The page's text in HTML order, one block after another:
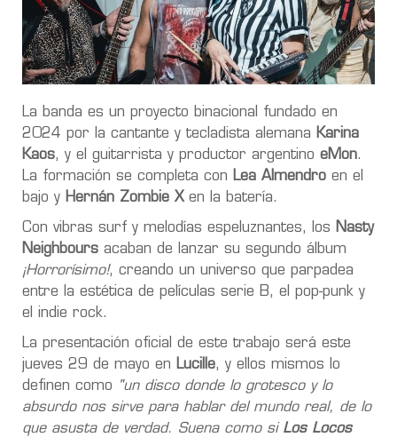
La banda es un proyecto binacional fundado en
2024 por la cantante y tecladista alemana Karina
Kaos, y el guitarrista y productor argentino eMon.
La formación se completa con Lea Almendro en el
bajo y Hernán Zombie Xen la batería.
Con vibras surf y melodías espeluznantes, los
Nasty
Neighbours acaban de lanzar su segundo álbum
¡Horrorísimo!, creando un universo que parpadea
entre la estética de películas serie B, el pop-punk y
el indie rock.
La presentación oficial de este trabajo será este
jueves 29 de mayo en Lucille, y ellos mismos lo
definen como
"un disco donde lo grotesco y lo
absurdo nos sirve para hablar del mundo real, de lo
que asusta de verdad. Suena como si Los Locos